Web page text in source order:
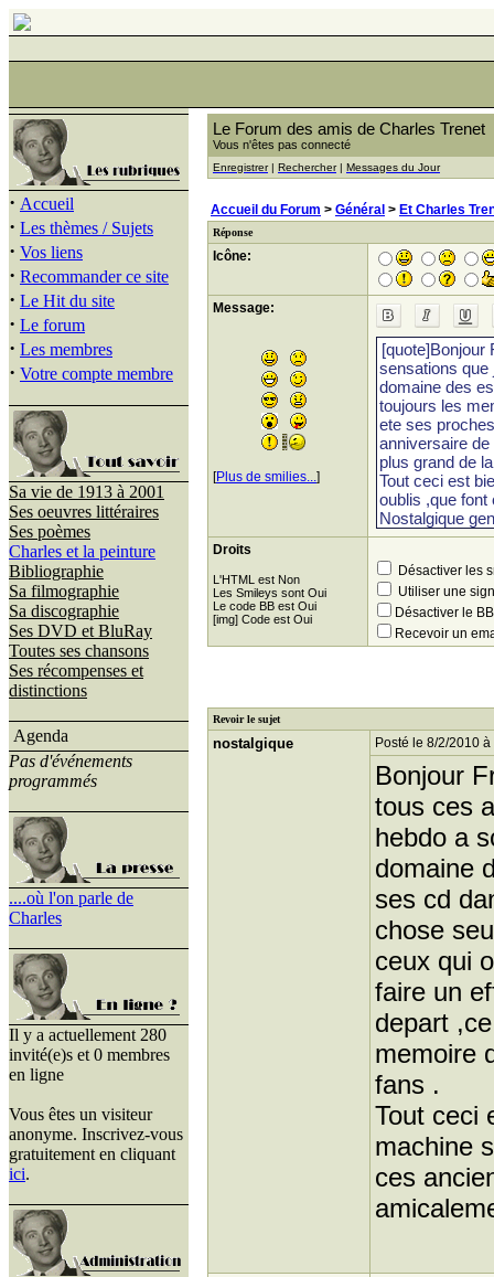
· Accueil
· Les thèmes / Sujets
· Vos liens
· Recommander ce site
· Le Hit du site
· Le forum
· Les membres
· Votre compte membre
Sa vie de 1913 à 2001
Ses oeuvres littéraires
Ses poèmes
Charles et la peinture
Bibliographie
Sa filmographie
Sa discographie
Ses DVD et BluRay
Toutes ses chansons
Ses récompenses et
distinctions
Agenda
Pas d'événements
programmés
....où l'on parle de
Charles
Il y a actuellement 280
invité(e)s et 0 membres
en ligne
Vous êtes un visiteur
anonyme. Inscrivez-vous
gratuitement en cliquant
ici.
Le Forum des amis de Charles Trenet
Vous n'êtes pas connecté
Enregistrer| Rechercher| Messages du Jour
Accueil du Forum > Général > Et Charles
Réponse
Icône:
Message:
[Plus de smilies...]
Droits
L'HTML est Non
Les Smileys sont Oui
Le code BB est Oui
[img] Code est Oui
Désactiver les
Utiliser une
Désactiver le
Recevoir un
Revoir le sujet
nostalgique Posté le 8/2/2010
Bonjour
tous ces
hebdo a
domaine
ses cd
chose
ceux qui
faire un
depart
memoire
fans .
Tout ceci
machine
ces